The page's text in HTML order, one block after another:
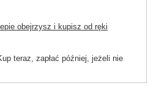
obejrzysz i kupisz od ręki
teraz, zapłać później, jeżeli nie